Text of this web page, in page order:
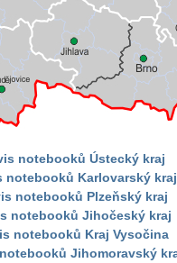
notebooků Ústecký kraj
notebooků Karlovarský kraj
notebooků Plzeňský kraj
notebooků Jihočeský kraj
notebooků Kraj Vysočina
Jihomoravský